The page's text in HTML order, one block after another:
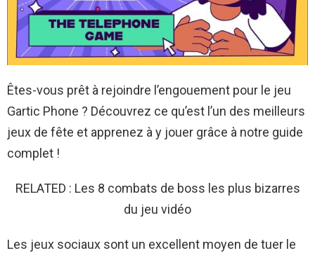
Êtes-vous prêt à rejoindre l’engouement pour le jeu
Gartic Phone ? Découvrez ce qu’est l’un des meilleurs
jeux de fête et apprenez à y jouer grâce à notre guide
complet !
RELATED : Les 8 combats de boss les plus bizarres
du jeu vidéo
Les jeux sociaux sont un excellent moyen de tuer le